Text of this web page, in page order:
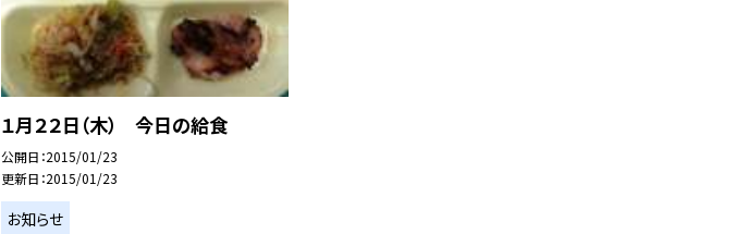
１月２２日（木） 今日の給食
公開日 2015/01/23
更新日 2015/01/23
お知らせ